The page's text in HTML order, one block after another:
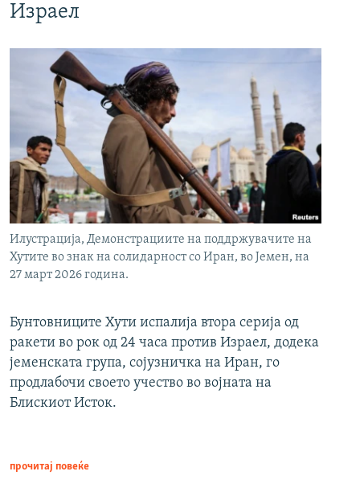
Израел
Илустрација, Демонстрациите на поддржувачите на
Хутите во знак на солидарност со Иран, во Јемен, на
27 март 2026 година.
Бунтовниците Хути испалија втора серија од
ракети во рок од 24 часа против Израел, додека
јеменската група, сојузничка на Иран, го
продлабочи своето учество во војната на
Блискиот Исток.
прочитај повеќе